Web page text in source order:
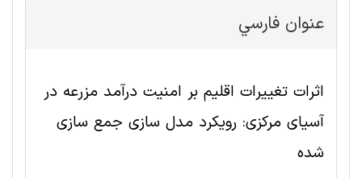
عنوان فارسي
اثرات تغییرات اقلیم بر امنیت درآمد مزرعه در
آسیای مرکزی: رویکرد مدل سازی جمع سازی
شده